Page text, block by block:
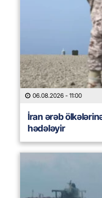
06.08.2026 - 11:00
İran ərəb
hədələyir